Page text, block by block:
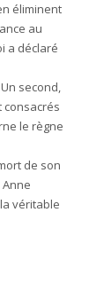
éliminent
au
a déclaré
second,
consacrés
le règne
de son
véritable